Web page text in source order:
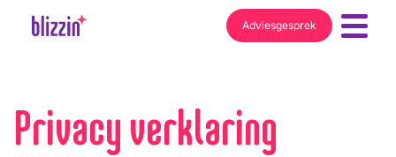
Adviesgesprek
Privacy verklaring